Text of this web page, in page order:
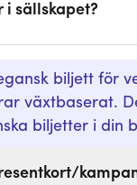
i sällskapet?
biljett för
växtbaserat.
biljetter i din